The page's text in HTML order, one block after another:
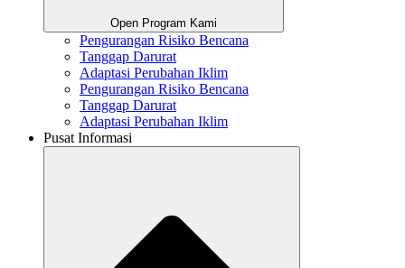
Open Program Kami
Pengurangan Risiko Bencana
Tanggap Darurat
Adaptasi Perubahan Iklim
Pengurangan Risiko Bencana
Tanggap Darurat
Adaptasi Perubahan Iklim
Pusat Informasi